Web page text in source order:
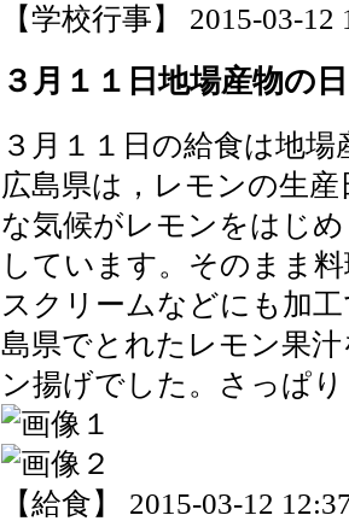
【学校行事】 2015-03-12
３月１１日地場産物の
３月１１日の給食は地
広島県は，レモンの生
な気候がレモンをはじ
しています。そのまま
スクリームなどにも加
島県でとれたレモン果
ン揚げでした。さっぱ
【給食】 2015-03-12